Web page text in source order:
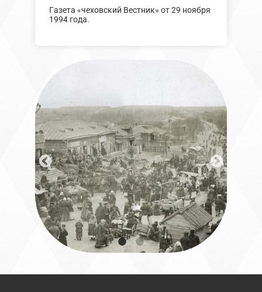
Газета «чеховский Вестник» от 29 ноября
1994 года.